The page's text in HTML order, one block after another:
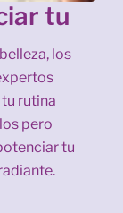
tu
los
rutina
pero
tu